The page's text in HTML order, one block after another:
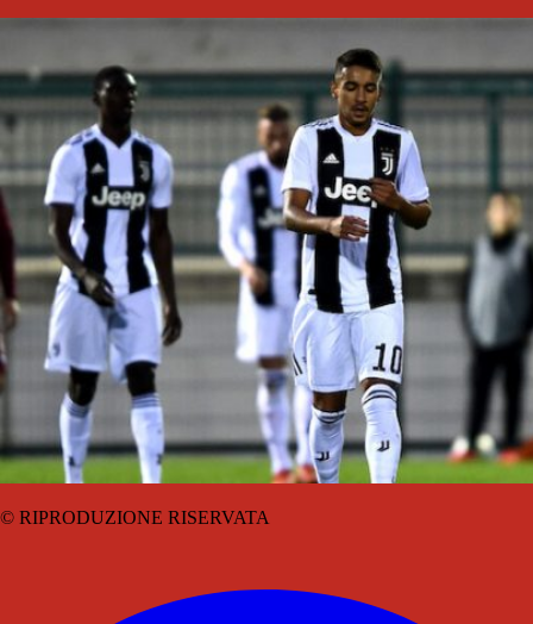
© RIPRODUZIONE RISERVATA